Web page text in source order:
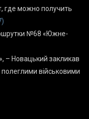
где можно получить
№68 «Южне-
– Новацький закликав
військовими